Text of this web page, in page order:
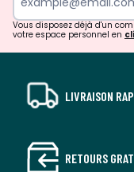
Vous disposez déjà d'un
votre espace personnel en
LIVRAISON
RETOURS